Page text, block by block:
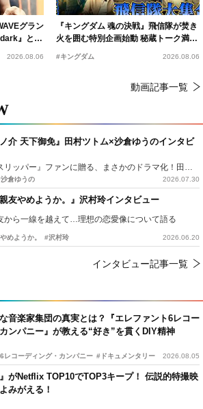
音楽家集団の真実とは？『エレファント6レコー
ンパニー』が教える“好き”を貫くDIY精神
レコーディング・カンパニー #ドキュメンタリー 2026.08.05
』がNetflix TOP10でTOP3キープ！ 伝説的特撮映
みがえる！
グラン
』と同
2026.08.06
『キングダム 魂の決戦』飛信隊が焚き
火を囲む特別企画始動 秘蔵トーク満載
の“キングダムキャンプ”開催
#キングダム 2026.08.06
動画記事一覧
ノ介 天下御免』田村ツトム×沙倉ゆうのインタビ
『侍タイムスリッパー』ファンに贈る、まさかのドラマ化！田村ツトム×沙倉ゆうのが語る『心配無用ノ介』撮影秘話
倉ゆうの 2026.07.30
親友やめようか。』沢村玲インタビュー
から一線を越えて…理想の恋愛像について語る
めようか。 #沢村玲 2026.06.20
インタビュー記事一覧